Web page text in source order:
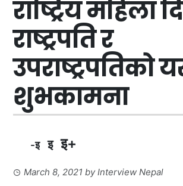
राष्ट्रिय महिला
राष्ट्रपति र
उपराष्ट्रपतिको
शुभकामना
-इ इ इ+
March 8, 2021 byInterview Nepal